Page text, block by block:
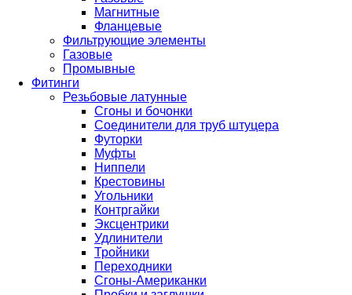
Магнитные
Фланцевые
Фильтрующие элементы
Газовые
Промывные
Фитинги
Резьбовые латунные
Сгоны и бочонки
Соединители для труб штуцера
Футорки
Муфты
Ниппели
Крестовины
Угольники
Контргайки
Эксцентрики
Удлинители
Тройники
Переходники
Сгоны-Американки